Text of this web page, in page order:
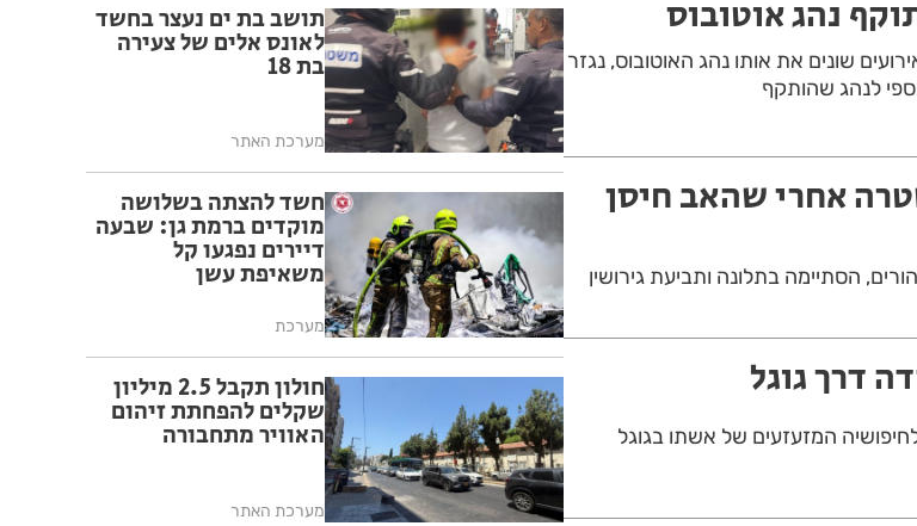
שונים את אותו נהג האוטובוס, נגזר
לנהג שהותקף
אחרי שהאב חיסן
הסתיימה בתלונה ותביעת גירושין
דרך גוגל
המזעזעים של אשתו בגוגל
תושב בת ים נעצר בחשד
לאונס אלים של צעירה
בת 18
מערכת האתר
חשד להצתה בשלושה
מוקדים ברמת גן: שבעה
דיירים נפגעו קל
משאיפת עשן
מערכת
חולון תקבל 2.5 מיליון
שקלים להפחתת זיהום
האוויר מתחבורה
מערכת האתר